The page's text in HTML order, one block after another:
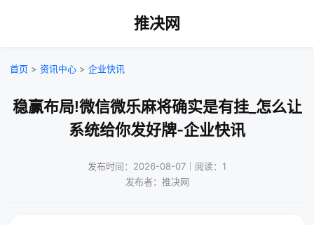
推决网
首页 > 资讯中心 > 企业快讯
稳赢布局!微信微乐麻将确实是有挂_怎么让
系统给你发好牌-企业快讯
发布时间：2026-08-07｜阅读：1
发布者：推决网